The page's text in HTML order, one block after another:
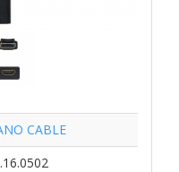
CABLE